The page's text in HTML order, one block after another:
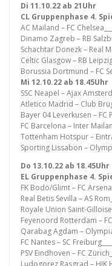
Di 11.10.22 ab 21Uhr
CL Gruppenphase 4.
AC Mailand – FC
Dinamo Zagreb – RB
Schachtar Donezk – Real
Celtic Glasgow – RB
Borussia Dortmund – FC
Mi 12.10.22 ab 18.45Uhr
SSC Neapel – Ajax
Atletico Madrid – Club
Bayer 04 Leverkusen – FC
FC Barcelona – Inter
Tottenham Hotspur –
Sporting Lissabon –
Do 13.10.22 ab 18.45Uhr
EL Gruppenphase 4.
FK Bodö/Glimt – FC
Real Betis Sevilla – AS
Royale Union Saint-
Feyenoord Rotterdam –
Qarabag Agdam –
FC Nantes – SC
PSV Eindhoven – FC
Ludogorez Rasgrad – HJK